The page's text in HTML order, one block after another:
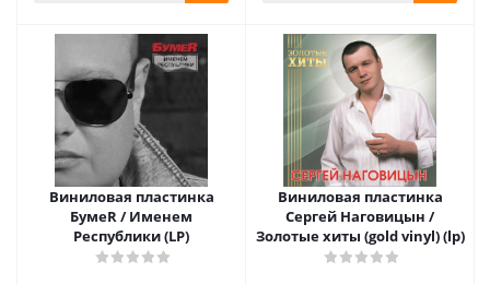
Виниловая пластинка
БумеR / Именем
Республики (LP)
Виниловая пластинка
Сергей Наговицын /
Золотые хиты (gold vinyl) (lp)